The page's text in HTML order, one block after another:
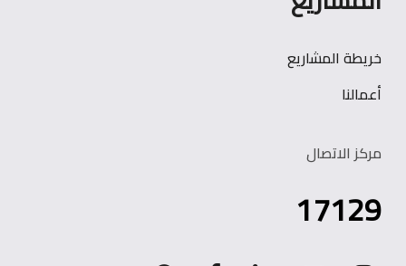
خريطة المشاريع
أعمالنا
مركز الاتصال
17129